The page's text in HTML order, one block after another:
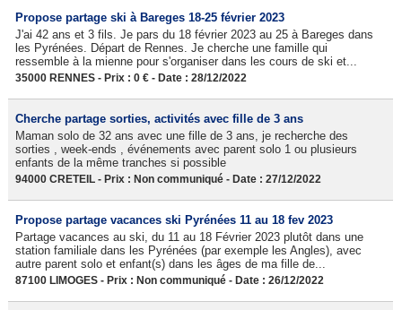
Propose partage ski à Bareges 18-25 février 2023
J'ai 42 ans et 3 fils. Je pars du 18 février 2023 au 25 à Bareges dans
les Pyrénées. Départ de Rennes. Je cherche une famille qui
ressemble à la mienne pour s'organiser dans les cours de ski et...
35000 RENNES - Prix : 0 € - Date : 28/12/2022
Cherche partage sorties, activités avec fille de 3 ans
Maman solo de 32 ans avec une fille de 3 ans, je recherche des
sorties , week-ends , événements avec parent solo 1 ou plusieurs
enfants de la même tranches si possible
94000 CRETEIL - Prix : Non communiqué - Date : 27/12/2022
Propose partage vacances ski Pyrénées 11 au 18 fev 2023
Partage vacances au ski, du 11 au 18 Février 2023 plutôt dans une
station familiale dans les Pyrénées (par exemple les Angles), avec
autre parent solo et enfant(s) dans les âges de ma fille de...
87100 LIMOGES - Prix : Non communiqué - Date : 26/12/2022